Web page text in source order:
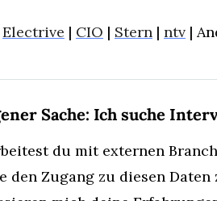
Electrive | CIO | Stern | ntv |
Sache: Ich suche
du mit externen
den Zugang zu diesen Daten